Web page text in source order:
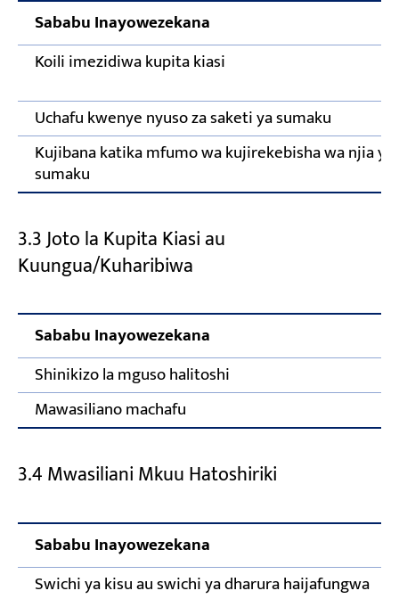
Sababu Inayowezekana
Koili imezidiwa kupita kiasi
Uchafu kwenye nyuso za saketi ya sumaku
Kujibana katika mfumo wa kujirekebisha wa njia ya
sumaku
3.3 Joto la Kupita Kiasi au
Kuungua/Kuharibiwa
Sababu Inayowezekana
Shinikizo la mguso halitoshi
Mawasiliano machafu
3.4 Mwasiliani Mkuu Hatoshiriki
Sababu Inayowezekana
Swichi ya kisu au swichi ya dharura haijafungwa